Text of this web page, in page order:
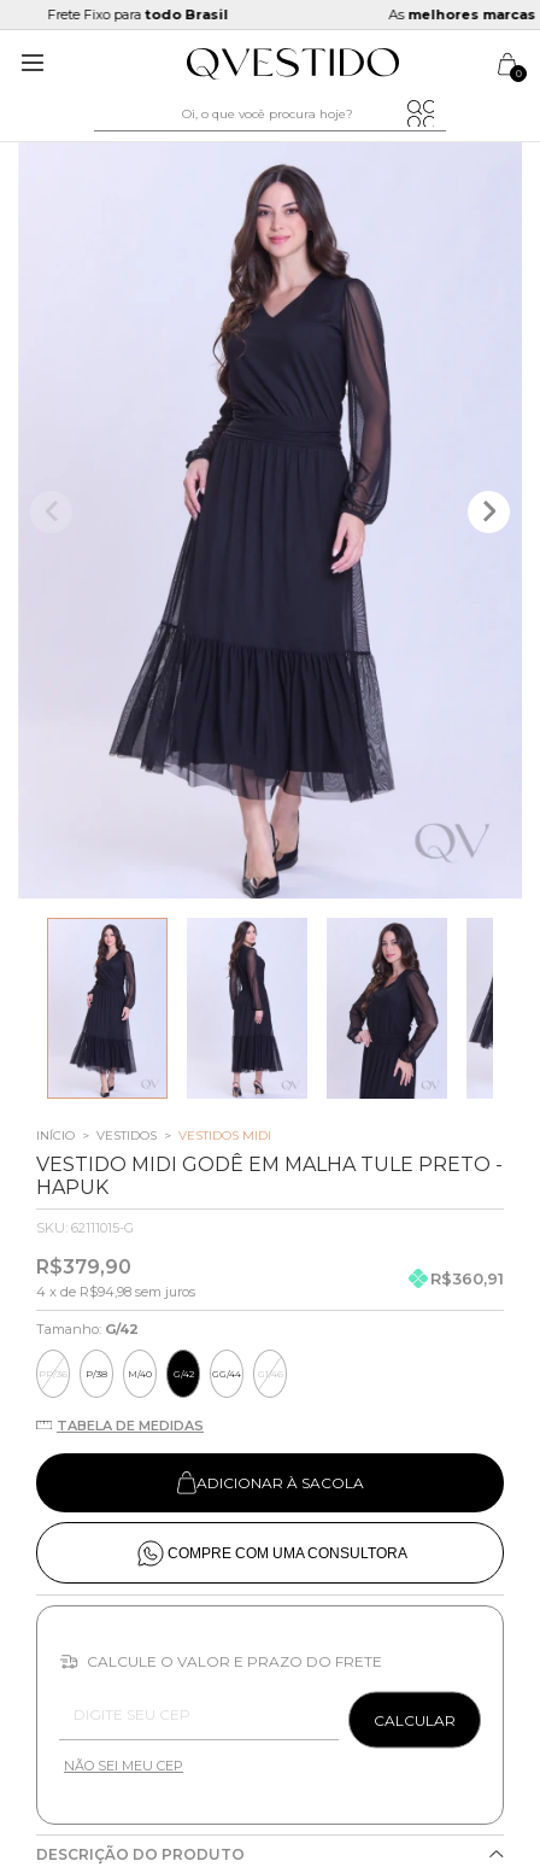
Frete Fixo paratodo Brasil Asmelhores marcas
0
INÍCIO > VESTIDOS > VESTIDOS MIDI
VESTIDO MIDI GODÊ EM MALHA TULE PRETO -
HAPUK
SKU: 62111015-G
R$379,90
4 x de R$94,98 sem juros
R$360,91
Tamanho: G/42
PP/36 P/38 M/40 G/42 GG/44 G1/46
TABELA DE MEDIDAS
ADICIONAR À SACOLA
COMPRE COM UMA CONSULTORA
CALCULE O VALOR E PRAZO DO FRETE
CALCULAR
NÃO SEI MEU CEP
DESCRIÇÃO DO PRODUTO